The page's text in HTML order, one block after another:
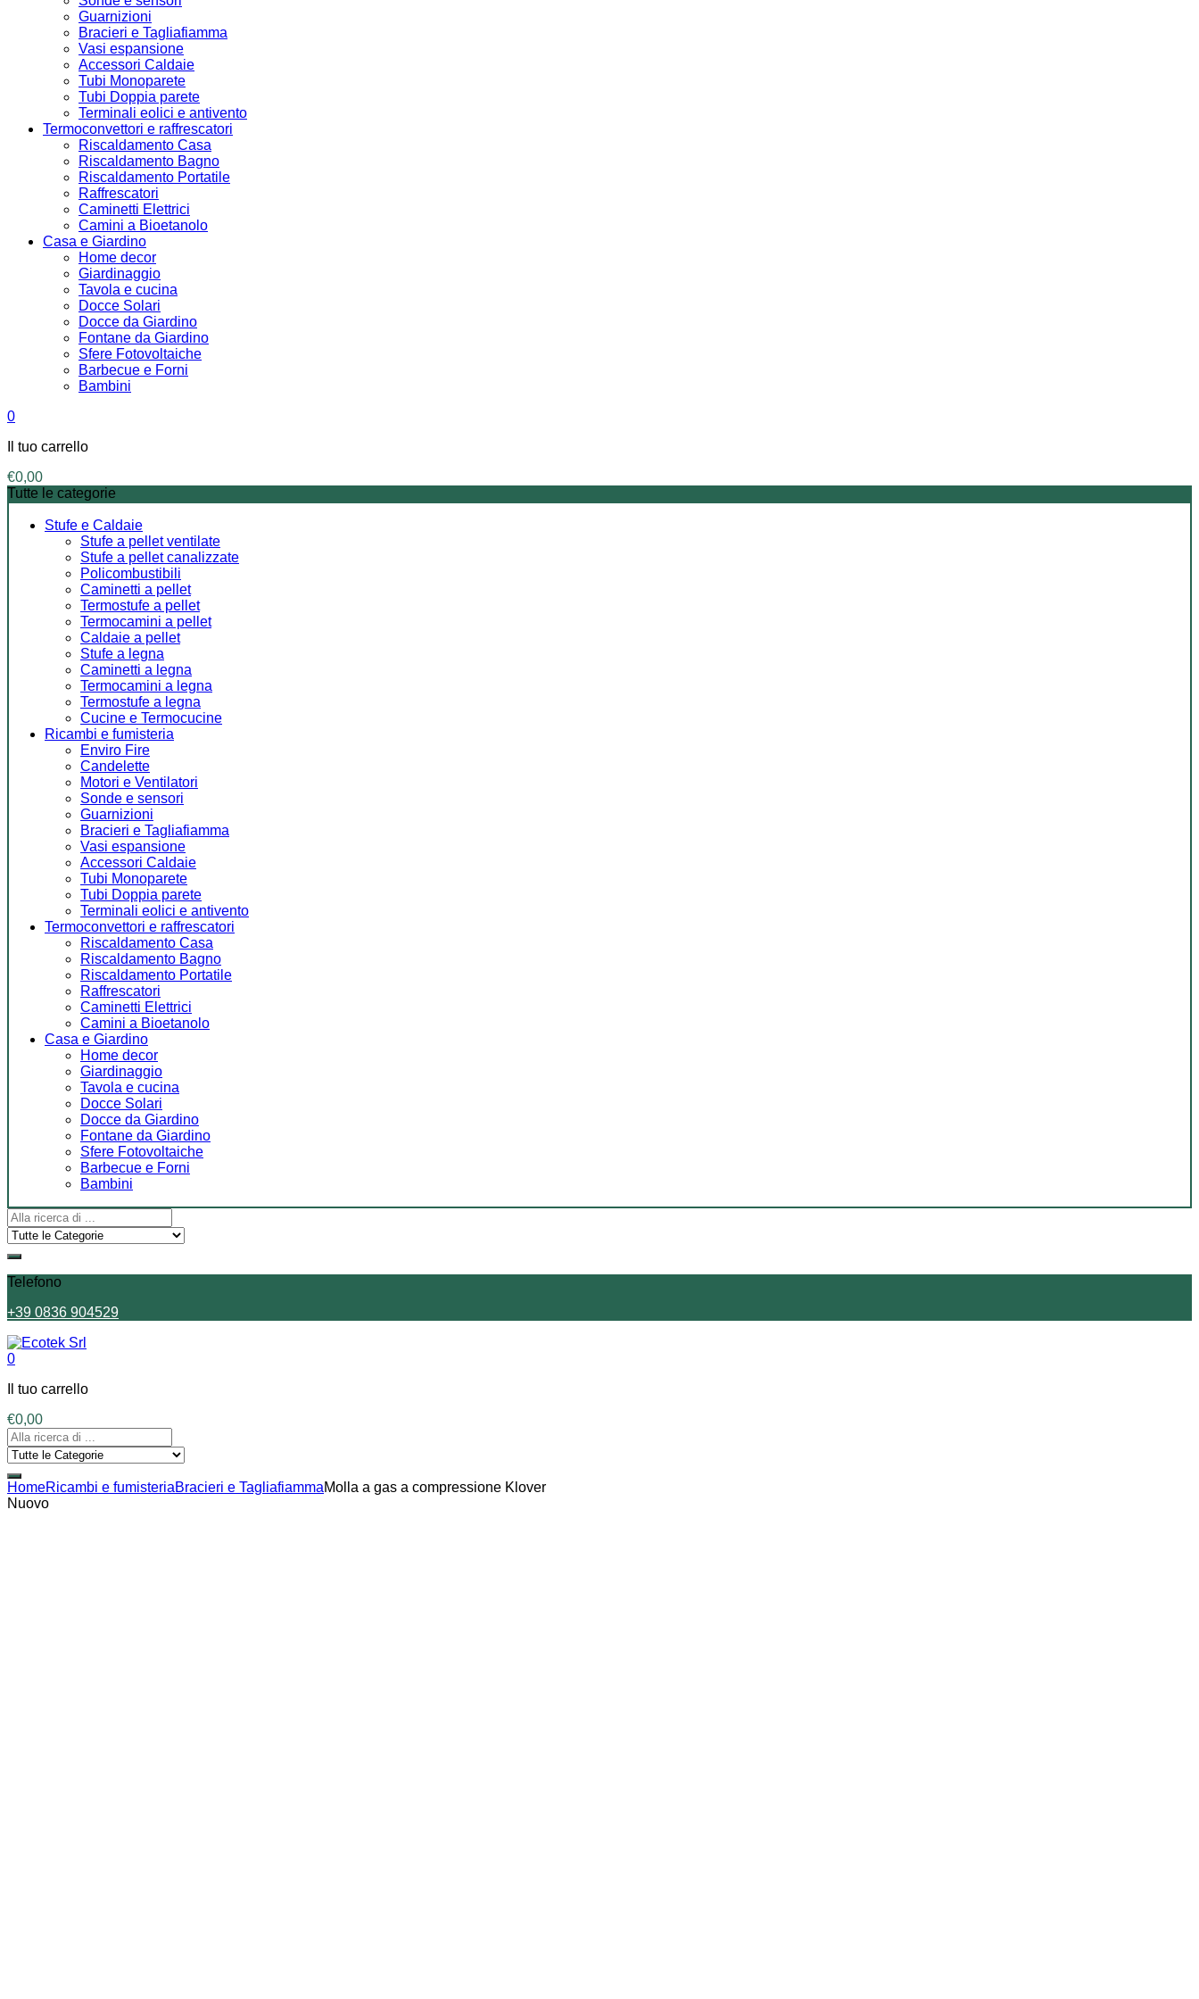
Guarnizioni
Bracieri e Tagliafiamma
Vasi espansione
Accessori Caldaie
Tubi Monoparete
Tubi Doppia parete
Terminali eolici e antivento
Termoconvettori e raffrescatori
Riscaldamento Casa
Riscaldamento Bagno
Riscaldamento Portatile
Raffrescatori
Caminetti Elettrici
Camini a Bioetanolo
Casa e Giardino
Home decor
Giardinaggio
Tavola e cucina
Docce Solari
Docce da Giardino
Fontane da Giardino
Sfere Fotovoltaiche
Barbecue e Forni
Bambini
0
Il tuo carrello
€0,00
Tutte le categorie
Stufe e Caldaie
Stufe a pellet ventilate
Stufe a pellet canalizzate
Policombustibili
Caminetti a pellet
Termostufe a pellet
Termocamini a pellet
Caldaie a pellet
Stufe a legna
Caminetti a legna
Termocamini a legna
Termostufe a legna
Cucine e Termocucine
Ricambi e fumisteria
Enviro Fire
Candelette
Motori e Ventilatori
Sonde e sensori
Guarnizioni
Bracieri e Tagliafiamma
Vasi espansione
Accessori Caldaie
Tubi Monoparete
Tubi Doppia parete
Terminali eolici e antivento
Termoconvettori e raffrescatori
Riscaldamento Casa
Riscaldamento Bagno
Riscaldamento Portatile
Raffrescatori
Caminetti Elettrici
Camini a Bioetanolo
Casa e Giardino
Home decor
Giardinaggio
Tavola e cucina
Docce Solari
Docce da Giardino
Fontane da Giardino
Sfere Fotovoltaiche
Barbecue e Forni
Bambini
Telefono
+39 0836 904529
0
Il tuo carrello
€0,00
HomeRicambi e fumisteriaBracieri e TagliafiammaMolla a gas a compressione Klover
Nuovo